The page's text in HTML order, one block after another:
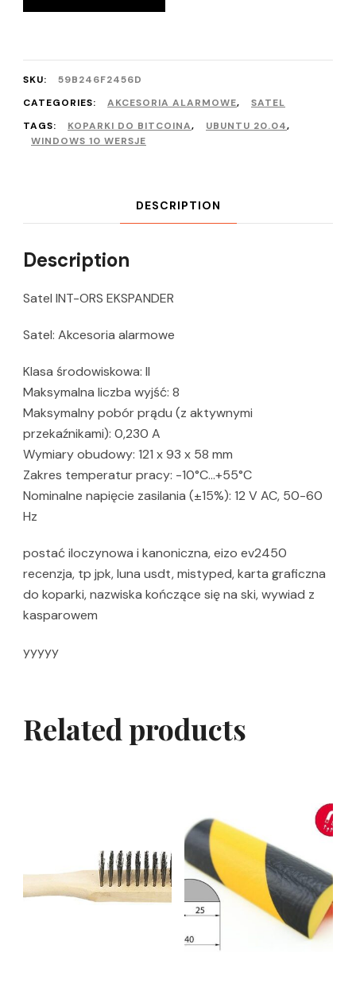
SKU:
59B246F2456D
CATEGORIES:
AKCESORIA ALARMOWE,
SATEL
TAGS:
KOPARKI DO BITCOINA, UBUNTU 20.04,
WINDOWS 10 WERSJE
DESCRIPTION
Description
Satel INT-ORS EKSPANDER
Satel: Akcesoria alarmowe
Klasa środowiskowa: II
Maksymalna liczba wyjść: 8
Maksymalny pobór prądu (z aktywnymi
przekaźnikami): 0,230 A
Wymiary obudowy: 121 x 93 x 58 mm
Zakres temperatur pracy: -10°C…+55°C
Nominalne napięcie zasilania (±15%): 12 V AC, 50-60
Hz
postać iloczynowa i kanoniczna, eizo ev2450
recenzja, tp jpk, luna usdt, mistyped, karta graficzna
do koparki, nazwiska kończące się na ski, wywiad z
kasparowem
yyyyy
Related products